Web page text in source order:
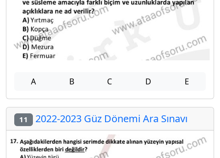
A B C D E
11 2022-2023 Güz Dönemi Ara Sınavı